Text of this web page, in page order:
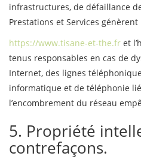
infrastructures, de défaillance
Prestations et Services
https://www.tisane-et-the.fr et
tenus responsables en cas de
Internet, des lignes
informatique et de téléphonie
l’encombrement du réseau
5. Propriété
contrefaçons.